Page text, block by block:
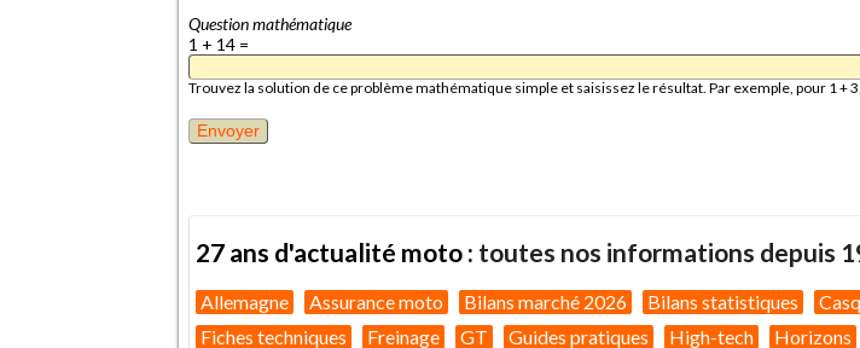
Question mathématique
1 + 14 =
Trouvez la solution de ce problème mathématique simple et saisissez le résultat. Par exemple, pour 1 +
27 ans d'actualité moto : toutes nos informations depuis
Allemagne Assurance moto Bilans marché 2026 Bilans statistiques
Fiches techniques
Freinage GT Guides pratiques High-tech Horizons